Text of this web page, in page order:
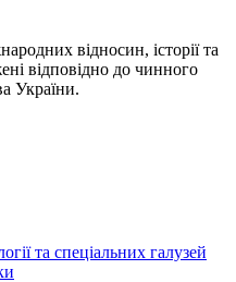
відносин, історії та
відповідно до чинного
України.
та спеціальних галузей